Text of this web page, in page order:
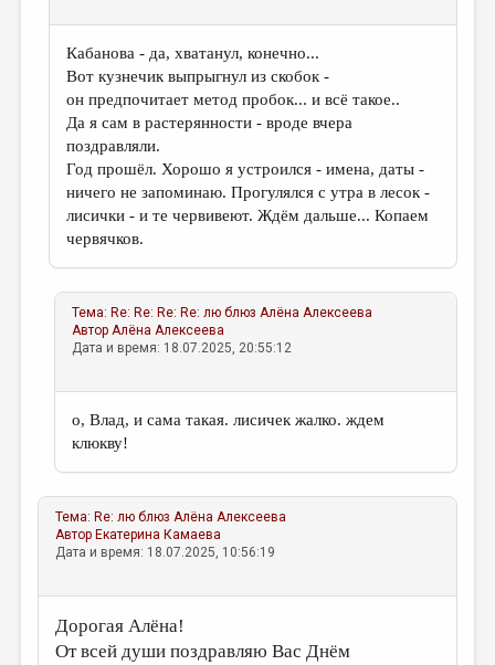
Кабанова - да, хватанул, конечно...
Вот кузнечик выпрыгнул из скобок -
он предпочитает метод пробок... и всё такое..
Да я сам в растерянности - вроде вчера
поздравляли.
Год прошёл. Хорошо я устроился - имена, даты -
ничего не запоминаю. Прогулялся с утра в лесок -
лисички - и те червивеют. Ждём дальше... Копаем
червячков.
Тема: Re: Re: Re: Re: лю блюз Алёна Алексеева
АвторАлёна Алексеева
Дата и время: 18.07.2025, 20:55:12
о, Влад, и сама такая. лисичек жалко. ждем
клюкву!
Тема: Re: лю блюз Алёна Алексеева
Автор Екатерина Камаева
Дата и время: 18.07.2025, 10:56:19
Дорогая Алёна!
От всей души поздравляю Вас Днём